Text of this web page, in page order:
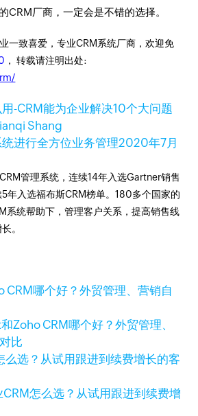
CRM厂商，一定会是不错的选择。
一致喜爱，专业CRM系统厂商，欢迎免
， 转载请注明出处:
-CRM能为企业解决10个大问题
Shang
进行全方位业务管理2020年7月
管理系统，连续14年入选Gartner销售
年入选福布斯CRM榜单。180多个国家的
系统帮助下，管理客户关系，提高销售线
。
Zoho CRM哪个好？外贸管理、
比
CRM怎么选？从试用跟进到续费增